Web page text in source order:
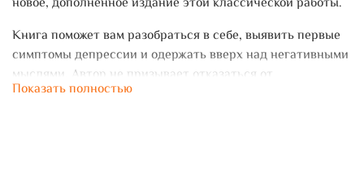
Книга поможет вам разобраться в себе, выявить первые
симптомы депрессии и одержать вверх над негативными
мыслями. Автор не призывает отказаться от
антидепрессантов. Наоборот, он говорит, что в
Показать полностью